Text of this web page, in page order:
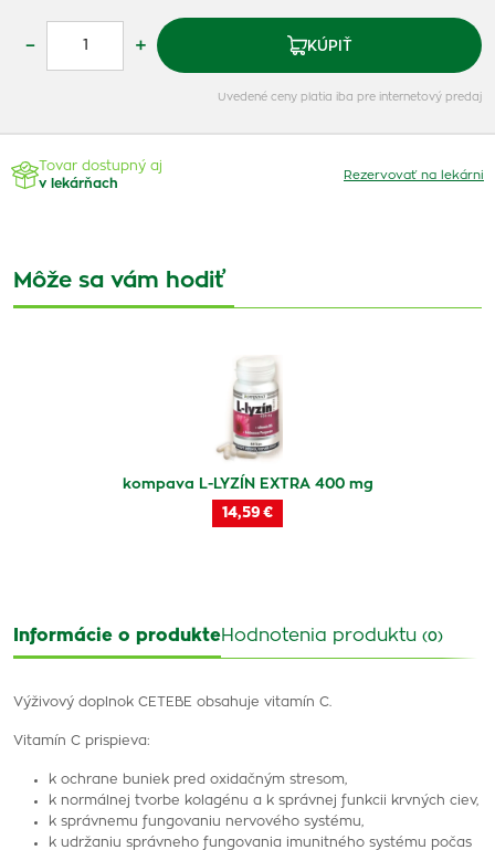
– + KÚPIŤ
Uvedené ceny platia iba pre internetový predaj
Tovar dostupný aj
v lekárňach
Rezervovať na lekárni
Môže sa vám hodiť
kompava L-LYZÍN EXTRA 400 mg
14,59 €
Informácie o produkteHodnotenia produktu (0)
Výživový doplnok CETEBE obsahuje vitamín C.
Vitamín C prispieva:
k ochrane buniek pred oxidačným stresom,
k normálnej tvorbe kolagénu a k správnej funkcii krvných ciev,
k správnemu fungovaniu nervového systému,
k udržaniu správneho fungovania imunitného systému počas